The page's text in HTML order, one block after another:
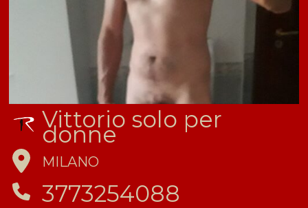
Vittorio solo per
donne
MILANO
3773254088